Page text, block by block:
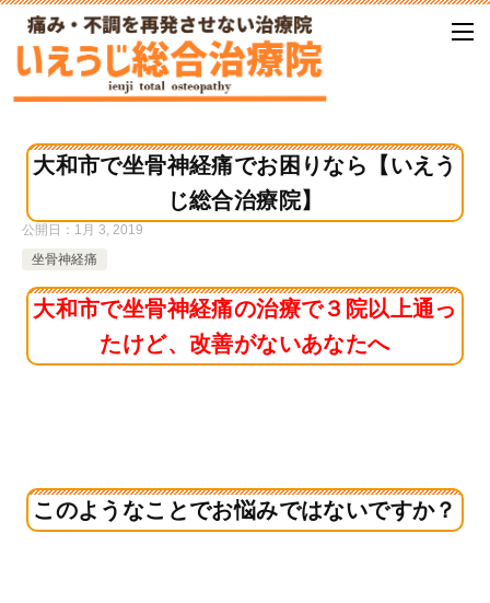
大和市で坐骨神経痛でお困りなら【いえう
じ総合治療院】
公開日： 1月 3, 2019
坐骨神経痛
大和市で坐骨神経痛の治療で３院以上通っ
たけど、改善がないあなたへ
このようなことでお悩みではないですか？